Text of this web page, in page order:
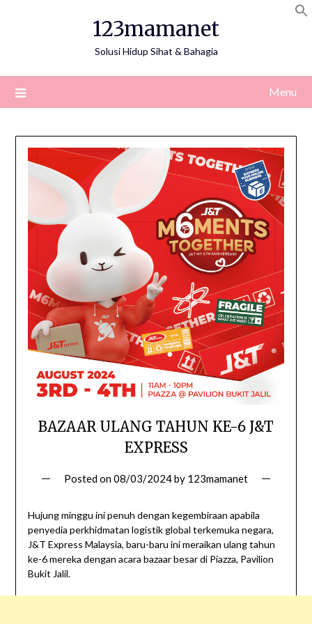
123mamanet
Solusi Hidup Sihat & Bahagia
Menu
BAZAAR ULANG TAHUN KE-6 J&T
EXPRESS
Posted on08/03/2024by 123mamanet
Hujung minggu ini penuh dengan kegembiraan apabila
penyedia perkhidmatan logistik global terkemuka negara,
J&T Express Malaysia, baru-baru ini meraikan ulang tahun
ke-6 mereka dengan acara bazaar besar di Piazza, Pavilion
Bukit Jalil.